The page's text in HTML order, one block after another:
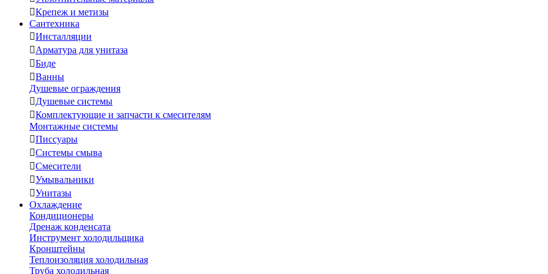
Крепеж и метизы
Сантехника
Инсталляции
Арматура для унитаза
Биде
Ванны
Душевые ограждения
Душевые системы
Комплектующие и запчасти к смесителям
Монтажные системы
Писсуары
Системы смыва
Смесители
Умывальники
Унитазы
Охлаждение
Кондиционеры
Дренаж конденсата
Инструмент холодильщика
Кронштейны
Теплоизоляция холодильная
Труба холодильная